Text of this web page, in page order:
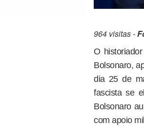
964 visitas -
O
Bolsonaro,
dia 25 de
fascista se
Bolsonaro
com apoio